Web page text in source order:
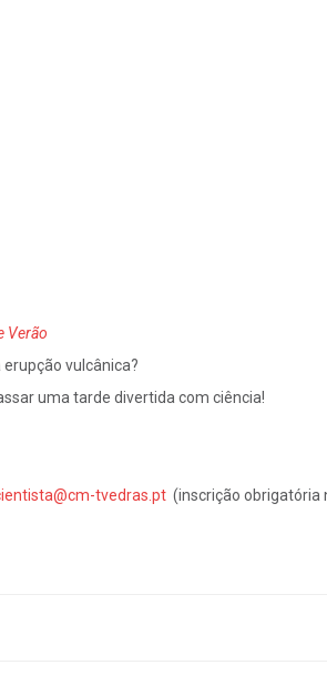
Verão
vulcânica?
uma tarde divertida com ciência!
tvedras.pt(inscrição obrigatória